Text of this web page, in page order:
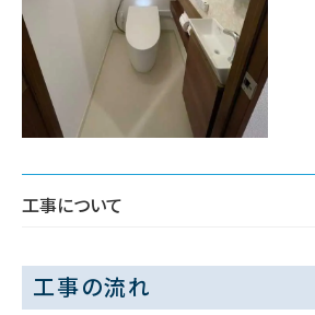
工事について
工事の流れ